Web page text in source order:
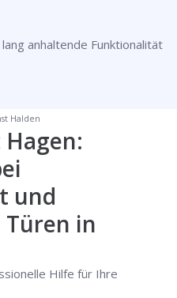
anhaltende Funktionalität
Halden
und
Türen in
Hilfe für Ihre